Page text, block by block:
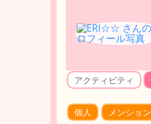
アクティビティ
個人 メンション